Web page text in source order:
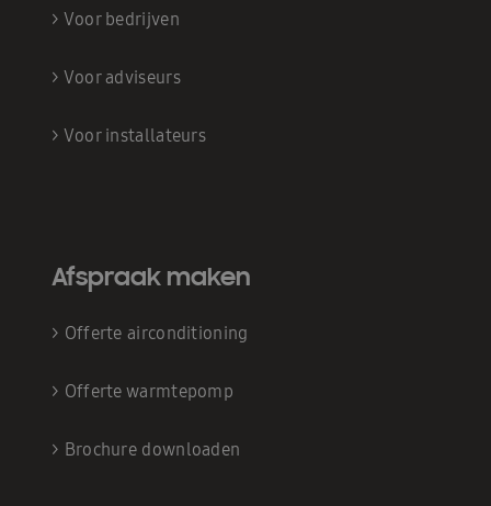
> Voor bedrijven
> Voor adviseurs
> Voor installateurs
Afspraak maken
> Offerte airconditioning
> Offerte warmtepomp
> Brochure downloaden